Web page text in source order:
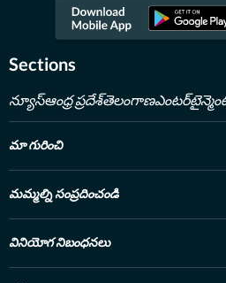
Sections
న్యూస్ఆంధ్ర ప్రదేశ్తెలంగాణ
మా గురించి
మమ్మల్ని సంప్రదించండి
వినియోగ నిబంధనలు